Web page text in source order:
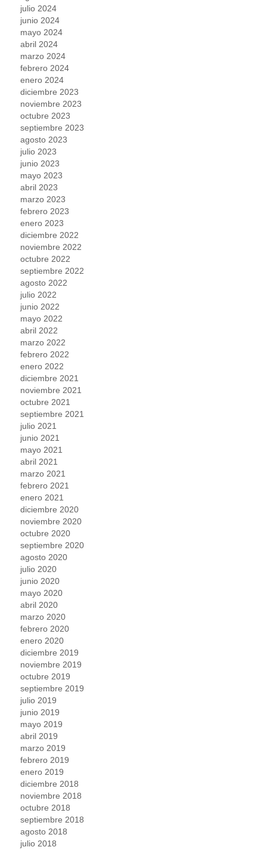
julio 2024
junio 2024
mayo 2024
abril 2024
marzo 2024
febrero 2024
enero 2024
diciembre 2023
noviembre 2023
octubre 2023
septiembre 2023
agosto 2023
julio 2023
junio 2023
mayo 2023
abril 2023
marzo 2023
febrero 2023
enero 2023
diciembre 2022
noviembre 2022
octubre 2022
septiembre 2022
agosto 2022
julio 2022
junio 2022
mayo 2022
abril 2022
marzo 2022
febrero 2022
enero 2022
diciembre 2021
noviembre 2021
octubre 2021
septiembre 2021
julio 2021
junio 2021
mayo 2021
abril 2021
marzo 2021
febrero 2021
enero 2021
diciembre 2020
noviembre 2020
octubre 2020
septiembre 2020
agosto 2020
julio 2020
junio 2020
mayo 2020
abril 2020
marzo 2020
febrero 2020
enero 2020
diciembre 2019
noviembre 2019
octubre 2019
septiembre 2019
julio 2019
junio 2019
mayo 2019
abril 2019
marzo 2019
febrero 2019
enero 2019
diciembre 2018
noviembre 2018
octubre 2018
septiembre 2018
agosto 2018
julio 2018